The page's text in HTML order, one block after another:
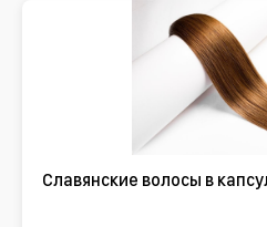
Славянские волосы в